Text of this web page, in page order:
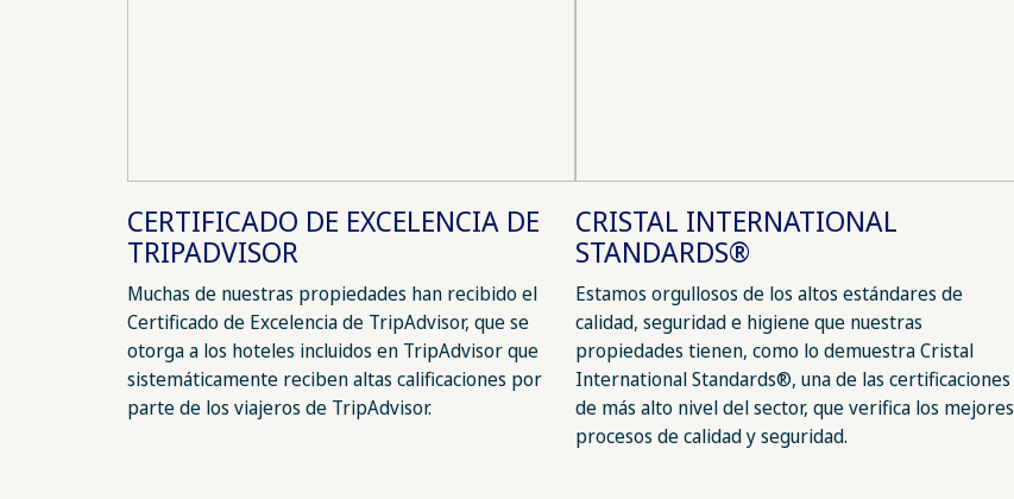
CERTIFICADO DE EXCELENCIA DE
TRIPADVISOR
Muchas de nuestras propiedades han recibido el
Certificado de Excelencia de TripAdvisor, que se
otorga a los hoteles incluidos en TripAdvisor que
sistemáticamente reciben altas calificaciones por
parte de los viajeros de TripAdvisor.
CRISTAL INTERNATIONAL
STANDARDS®
Estamos orgullosos de los altos estándares de
calidad, seguridad e higiene que nuestras
propiedades tienen, como lo demuestra Cristal
International Standards®, una de las certificaciones
de más alto nivel del sector, que verifica los mejores
procesos de calidad y seguridad.